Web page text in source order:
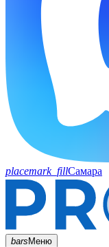
placemark_fillСамара
barsМеню